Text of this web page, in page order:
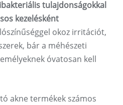
tulajdonságokkal
kezelésként
okoz irritációt,
bár a méhészeti
óvatosan kell
akne termékek számos